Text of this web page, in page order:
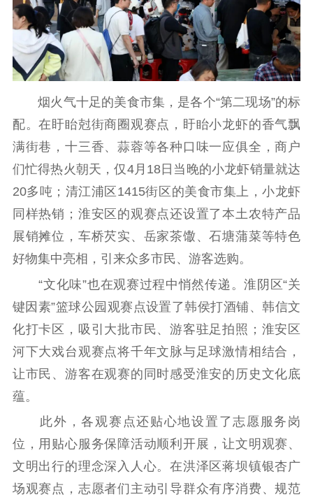
烟火气十足的美食市集，是各个“第二现场”的标
配。在盱眙尅街商圈观赛点，盱眙小龙虾的香气飘
满街巷，十三香、蒜蓉等各种口味一应俱全，商户
们忙得热火朝天，仅4月18日当晚的小龙虾销量就达
20多吨；清江浦区1415街区的美食市集上，小龙虾
同样热销；淮安区的观赛点还设置了本土农特产品
展销摊位，车桥芡实、岳家茶馓、石塘蒲菜等特色
好物集中亮相，引来众多市民、游客选购。
“文化味”也在观赛过程中悄然传递。淮阴区“关
键因素”篮球公园观赛点设置了韩侯打酒铺、韩信文
化打卡区，吸引大批市民、游客驻足拍照；淮安区
河下大戏台观赛点将千年文脉与足球激情相结合，
让市民、游客在观赛的同时感受淮安的历史文化底
蕴。
此外，各观赛点还贴心地设置了志愿服务岗
位，用贴心服务保障活动顺利开展，让文明观赛、
文明出行的理念深入人心。在洪泽区蒋坝镇银杏广
场观赛点，志愿者们主动引导群众有序消费、规范